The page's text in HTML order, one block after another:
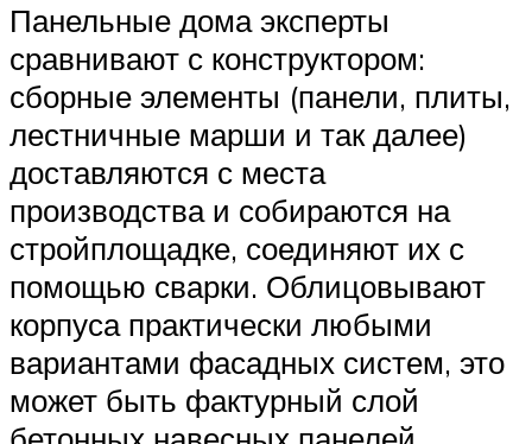
Панельные дома эксперты
сравнивают с конструктором:
сборные элементы (панели, плиты,
лестничные марши и так далее)
доставляются с места
производства и собираются на
стройплощадке, соединяют их с
помощью сварки. Облицовывают
корпуса практически любыми
вариантами фасадных систем, это
может быть фактурный слой